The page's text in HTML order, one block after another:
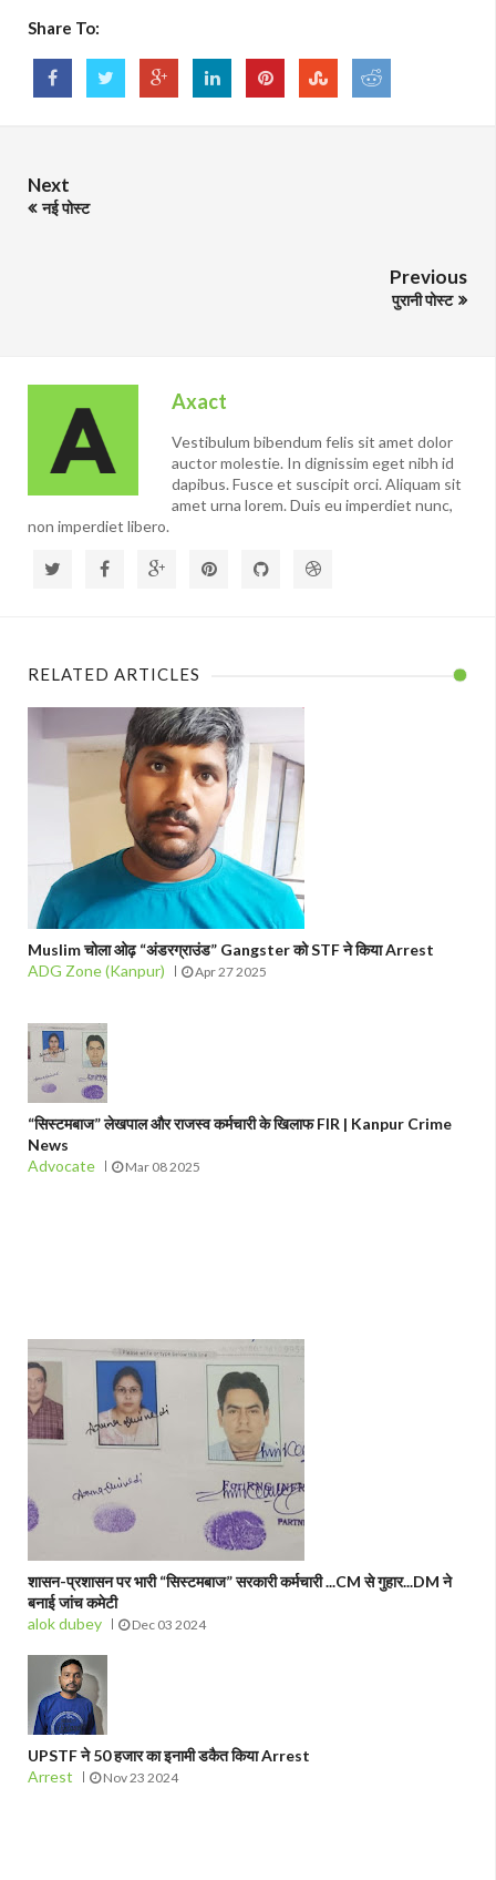
Share To:
Next
नई पोस्ट
Previous
पुरानी पोस्ट
Axact
Vestibulum bibendum felis sit amet dolor
auctor molestie. In dignissim eget nibh id
dapibus. Fusce et suscipit orci. Aliquam sit
amet urna lorem. Duis eu imperdiet nunc,
non imperdiet libero.
RELATED ARTICLES
Muslim चोला ओढ़ “अंडरग्राउंड” Gangster को STF ने किया Arrest
ADG Zone (Kanpur)
Apr 27 2025
“सिस्टमबाज” लेखपाल और राजस्व कर्मचारी के खिलाफ FIR | Kanpur Crime
News
Advocate
Mar 08 2025
शासन-प्रशासन पर भारी “सिस्टमबाज” सरकारी कर्मचारी ...CM से गुहार...DM ने
बनाई जांच कमेटी
alok dubey
Dec 03 2024
UPSTF ने 50 हजार का इनामी डकैत किया Arrest
Arrest
Nov 23 2024